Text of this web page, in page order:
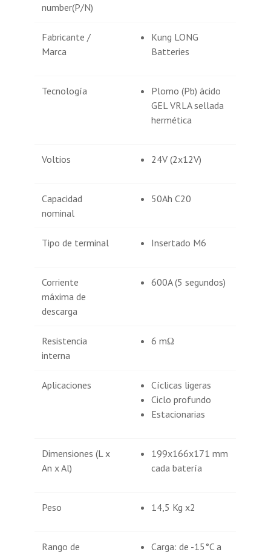
number(P/N)
Fabricante /
Marca
Kung LONG
Batteries
Tecnología
Plomo (Pb) ácido
GEL VRLA sellada
hermética
Voltios 24V (2x12V)
Capacidad
nominal
50Ah C20
Tipo de terminal Insertado M6
Corriente
máxima de
descarga
600A (5 segundos)
Resistencia
interna
6 mΩ
Aplicaciones
Cíclicas ligeras
Ciclo profundo
Estacionarias
Dimensiones (L x
An x Al)
199x166x171 mm
cada batería
Peso 14,5 Kg x2
Rango de Carga: de -15°C a